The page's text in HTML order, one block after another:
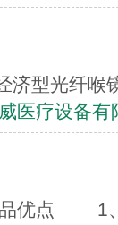
济型光纤喉
医疗设备有
优点 1